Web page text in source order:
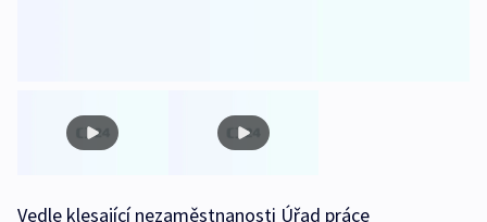
Vedle klesající nezaměstnanosti Úřad práce